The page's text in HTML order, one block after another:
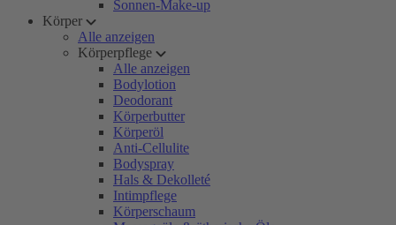
Sonnen-Make-up
Körper
Alle anzeigen
Körperpflege
Alle anzeigen
Bodylotion
Deodorant
Körperbutter
Körperöl
Anti-Cellulite
Bodyspray
Hals & Dekolleté
Intimpflege
Körperschaum